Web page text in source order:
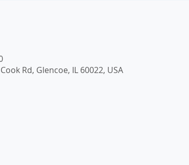
Rd, Glencoe, IL 60022, USA